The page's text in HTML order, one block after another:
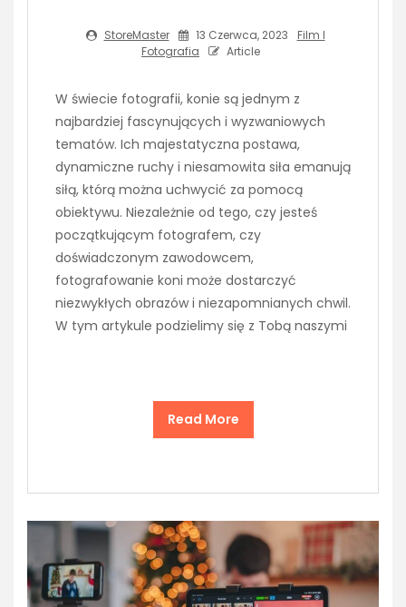
StoreMaster 13 Czerwca, 2023
Film I
Fotografia
Article
W świecie fotografii, konie są jednym z
najbardziej fascynujących i wyzwaniowych
tematów. Ich majestatyczna postawa,
dynamiczne ruchy i niesamowita siła emanują
siłą, którą można uchwycić za pomocą
obiektywu. Niezależnie od tego, czy jesteś
początkującym fotografem, czy
doświadczonym zawodowcem,
fotografowanie koni może dostarczyć
niezwykłych obrazów i niezapomnianych chwil.
W tym artykule podzielimy się z Tobą naszymi
Read More